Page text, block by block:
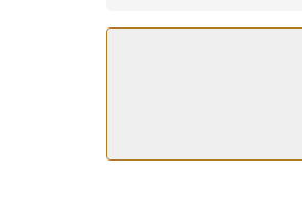
Побалуйте себя
провести вечер в
удобства: услуги
Курорт ждет своих